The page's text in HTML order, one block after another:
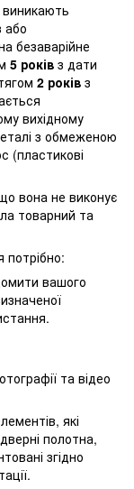
або
безаварійне
5 років з дати
2 років з
вихідному
з обмеженою
(пластикові
вона не виконує
товарний та
потрібно:
вашого
та відео
які
полотна,
згідно